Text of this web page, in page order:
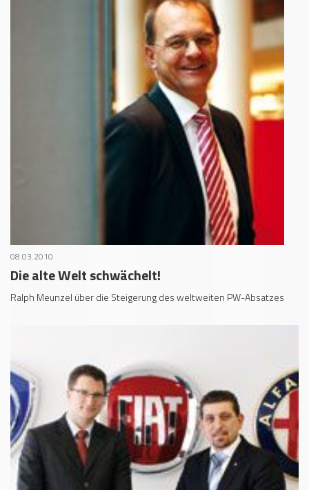
08.03.2010
Die alte Welt schwächelt!
Ralph Meunzel über die Steigerung des weltweiten PW-Absatzes